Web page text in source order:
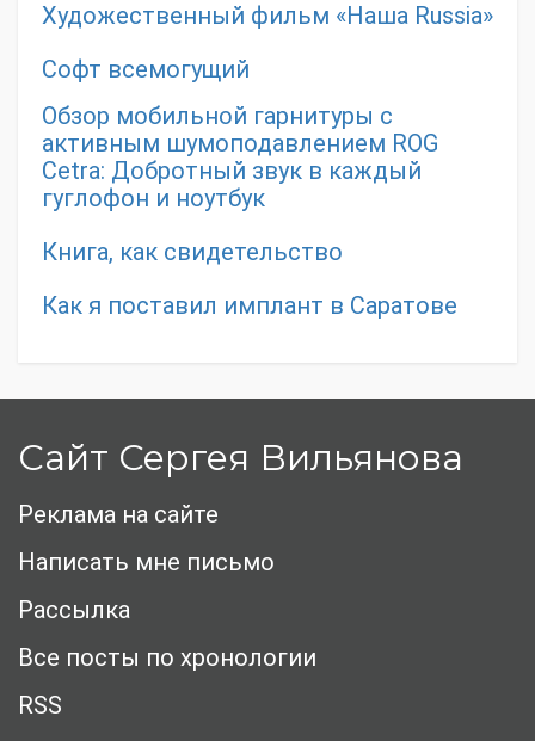
Художественный фильм «Наша Russia»
Софт всемогущий
Обзор мобильной гарнитуры с
активным шумоподавлением ROG
Cetra: Добротный звук в каждый
гуглофон и ноутбук
Книга, как свидетельство
Как я поставил имплант в Саратове
Сайт Сергея Вильянова
Реклама на сайте
Написать мне письмо
Рассылка
Все посты по хронологии
RSS